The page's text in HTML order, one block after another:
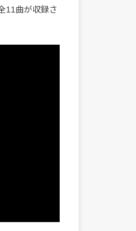
11曲が収録さ